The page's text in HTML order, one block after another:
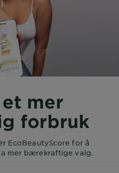
mer
forbruk
EcoBeautyScore for å
mer bærekraftige valg.